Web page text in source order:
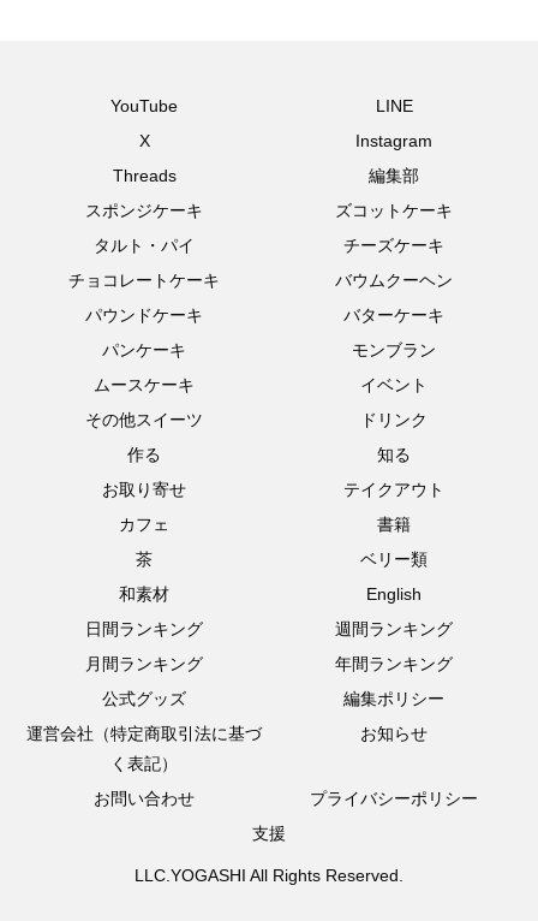
YouTube
LINE
X
Instagram
Threads
編集部
スポンジケーキ
ズコットケーキ
タルト・パイ
チーズケーキ
チョコレートケーキ
バウムクーヘン
パウンドケーキ
バターケーキ
パンケーキ
モンブラン
ムースケーキ
イベント
その他スイーツ
ドリンク
作る
知る
お取り寄せ
テイクアウト
カフェ
書籍
茶
ベリー類
和素材
English
日間ランキング
週間ランキング
月間ランキング
年間ランキング
公式グッズ
編集ポリシー
運営会社（特定商取引法に基づ
く表記）
お知らせ
お問い合わせ
プライバシーポリシー
支援
LLC.YOGASHI All Rights Reserved.